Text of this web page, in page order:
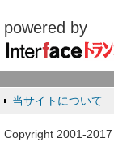
powered by
当サイトについて
Copyright 2001-